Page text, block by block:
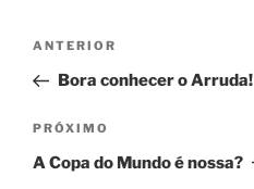
Navegação
Post
Post
anterior
ANTERIOR
Bora conhecer o Arruda!
Próximo
post
PRÓXIMO
A Copa do Mundo é nossa?